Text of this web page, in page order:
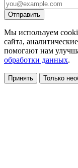
Отправить
Мы используем
сайта,
помогают нам
обработки данных.
Принять Только